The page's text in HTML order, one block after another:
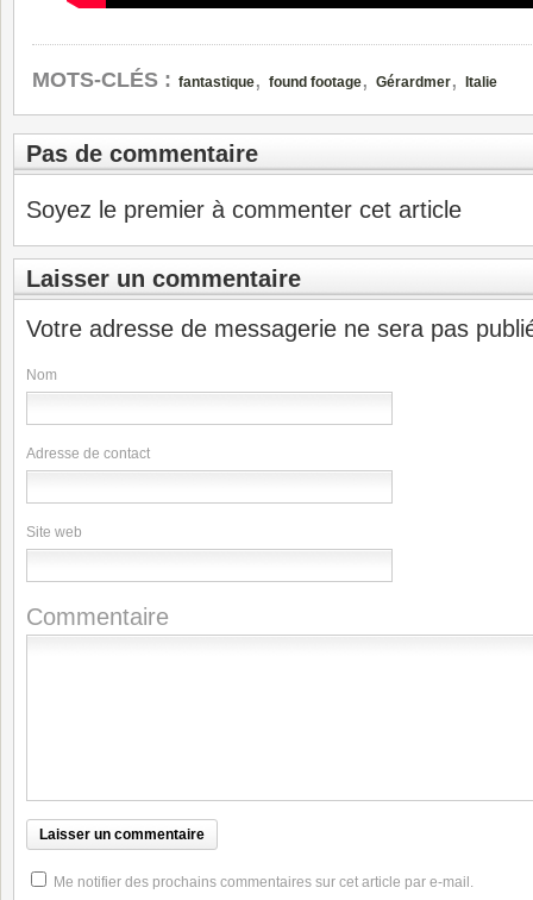
MOTS-CLÉS : fantastique, found footage, Gérardmer, Italie
Pas de commentaire
Soyez le premier à commenter cet article
Laisser un commentaire
Votre adresse de messagerie ne sera pas
Nom
Adresse de contact
Site web
Commentaire
Me notifier des prochains commentaires sur cet article par e-mail.